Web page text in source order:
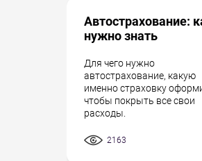
Автострахование:
нужно знать
Для чего нужно
автострахование, какую
именно страховку
чтобы покрыть все свои
расходы.
2163